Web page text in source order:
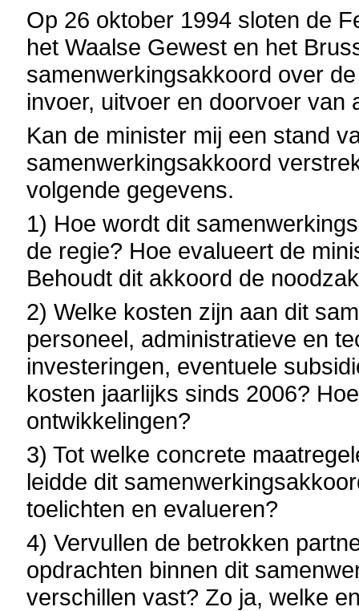
Op 26 oktober 1994 sloten de
het Waalse Gewest en het
samenwerkingsakkoord over
invoer, uitvoer en doorvoer van
Kan de minister mij een stand
samenwerkingsakkoord
volgende gegevens.
1) Hoe wordt dit
de regie? Hoe evalueert de
Behoudt dit akkoord de
2) Welke kosten zijn aan dit
personeel, administratieve en
investeringen, eventuele
kosten jaarlijks sinds 2006?
ontwikkelingen?
3) Tot welke concrete
leidde dit
toelichten en evalueren?
4) Vervullen de betrokken
opdrachten binnen dit
verschillen vast? Zo ja, welke